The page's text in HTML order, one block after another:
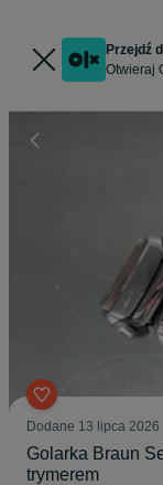
Przejdź
Otwieraj
Dodane 13 lipca 2026
Golarka Braun
trymerem